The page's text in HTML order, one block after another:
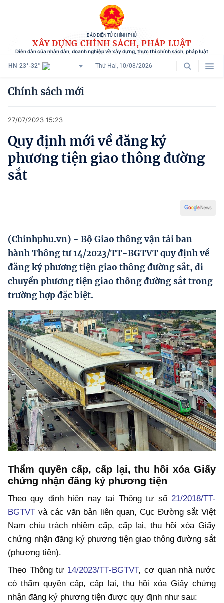
BÁO ĐIỆN TỬ CHÍNH PHỦ
XÂY DỰNG CHÍNH SÁCH, PHÁP LUẬT
Diễn đàn của nhân dân, doanh nghiệp về xây dựng, thực thi chính sách, pháp luật
HN 23°-32° Thứ Hai, 10/08/2026
Danh mục
Tham vấn chính sách
Người dân góp ý
Phát triển kinh tế tư nhân và doanh nghiệp dân tộc
Ocop và chuỗi giá trị Nông sản
Kinh tế tư nhân
Doanh nghiệp dân tộc
Khác
Video
Photo
Chính sách mới
27/07/2023 15:23
Quy định mới về đăng ký
phương tiện giao thông đường
sắt
(Chinhphu.vn) - Bộ Giao thông vận tải ban
hành Thông tư 14/2023/TT-BGTVT quy định về
đăng ký phương tiện giao thông đường sắt, di
chuyển phương tiện giao thông đường sắt trong
trường hợp đặc biệt.
Thẩm quyền cấp, cấp lại, thu hồi xóa Giấy
chứng nhận đăng ký phương tiện
Theo quy định hiện nay tại Thông tư số 21/2018/TT-
BGTVT và các văn bản liên quan, Cục Đường sắt Việt
Nam chịu trách nhiệm cấp, cấp lại, thu hồi xóa Giấy
chứng nhận đăng ký phương tiện giao thông đường sắt
(phương tiện).
Theo Thông tư 14/2023/TT-BGTVT, cơ quan nhà nước
có thẩm quyền cấp, cấp lại, thu hồi xóa Giấy chứng
nhận đăng ký phương tiện được quy định như sau: